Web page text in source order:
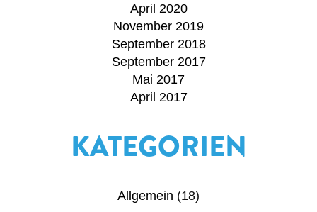
April 2020
November 2019
September 2018
September 2017
Mai 2017
April 2017
KATEGORIEN
Allgemein (18)